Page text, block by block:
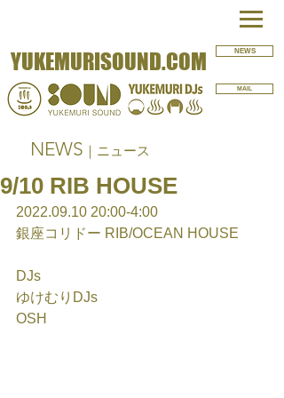
YUKEMURISOUND.COM NEWS
MAIL
NEWS ｜ニュース
9/10 RIB HOUSE
2022.09.10 20:00-4:00
銀座コリドー RIB/OCEAN HOUSE
DJs
ゆけむりDJs
OSH